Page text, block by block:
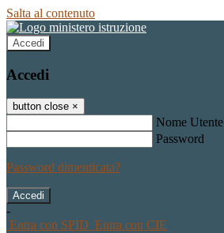
Salta al contenuto
Accedi
Accedi
button close ×
Nome Utente
Password
Password dimenticata?
-
Entra con SPID Entra con CIE